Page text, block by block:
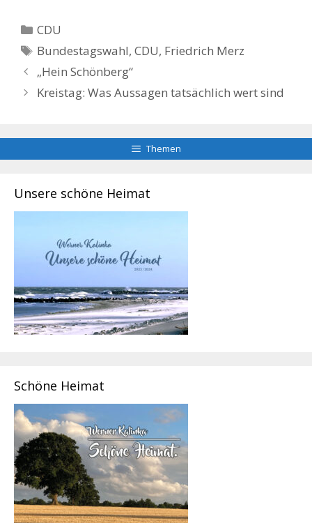
Kategorien
CDU
Schlagwörter
Bundestagswahl,CDU, Friedrich Merz
„Hein Schönberg“
Kreistag: Was Aussagen tatsächlich wert sind
Themen
Unsere schöne Heimat
Schöne Heimat